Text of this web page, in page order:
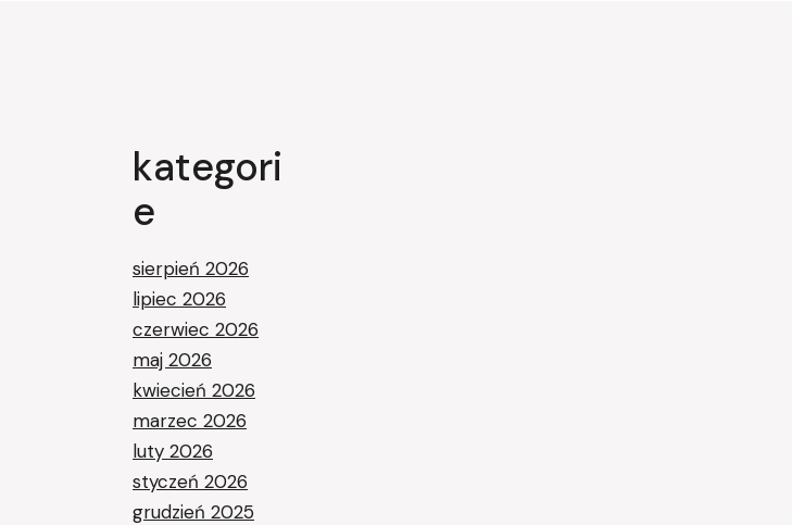
kategori
e
sierpień 2026
lipiec 2026
czerwiec 2026
maj 2026
kwiecień 2026
marzec 2026
luty 2026
styczeń 2026
grudzień 2025